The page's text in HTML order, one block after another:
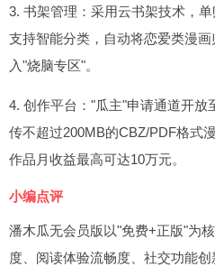
3. 书架管理：采用云书架技术，
支持智能分类，自动将恋爱类漫
入"烧脑专区"。
4. 创作平台："瓜主"申请通道开放
传不超过200MB的CBZ/PDF格式
作品月收益最高可达10万元。
小编点评
潘木瓜无会员版以"免费+正版"为
度、阅读体验流畅度、社交功能